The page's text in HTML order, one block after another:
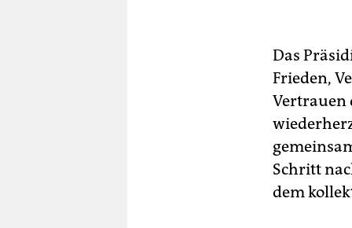
Das
Frieden,
Vertrauen
Schritt
dem